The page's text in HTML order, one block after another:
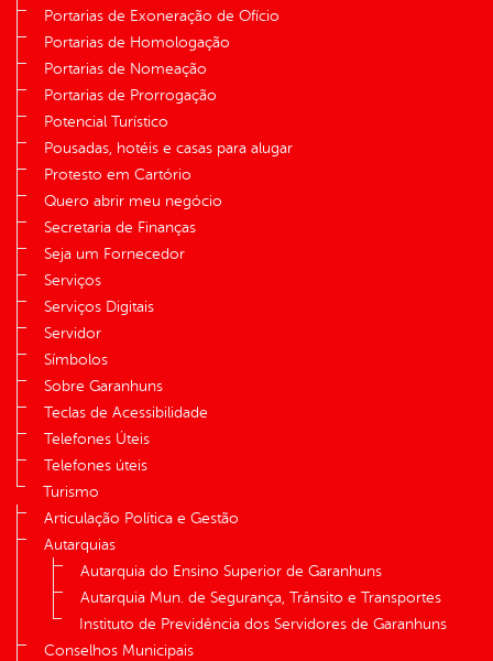
Portarias de Exoneração de Ofício
Portarias de Homologação
Portarias de Nomeação
Portarias de Prorrogação
Potencial Turístico
Pousadas, hotéis e casas para alugar
Protesto em Cartório
Quero abrir meu negócio
Secretaria de Finanças
Seja um Fornecedor
Serviços
Serviços Digitais
Servidor
Símbolos
Sobre Garanhuns
Teclas de Acessibilidade
Telefones Úteis
Telefones úteis
Turismo
Articulação Política e Gestão
Autarquias
Autarquia do Ensino Superior de Garanhuns
Autarquia Mun. de Segurança, Trânsito e Transportes
Instituto de Previdência dos Servidores de Garanhuns
Conselhos Municipais